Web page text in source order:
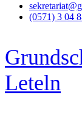
(0571) 3 04
Leteln